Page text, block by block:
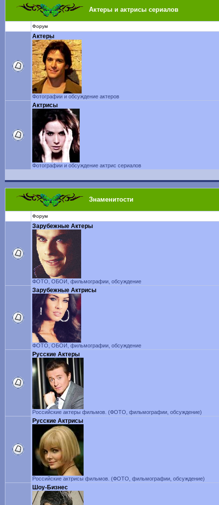
Актеры и актрисы сериалов
Форум
Актеры
Фотографии и обсуждение актеров
Актрисы
Фотографии и обсуждение актрис сериалов
Знаменитости
Форум
Зарубежные Актеры
ФОТО, ОБОИ, фильмографии, обсуждение
Зарубежные Актрисы
ФОТО, ОБОИ, фильмографии, обсуждение
Русские Актеры
Российские актеры фильмов. (ФОТО, фильмографии, обсуждение)
Русские Актрисы
Российские актрисы фильмов. (ФОТО, фильмографии, обсуждение)
Шоу-Бизнес